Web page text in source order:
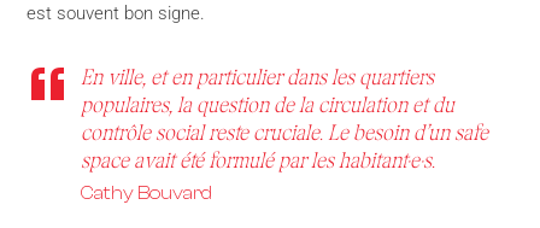
est souvent bon signe.
En ville, et en particulier dans les quartiers
populaires, la question de la circulation et du
contrôle social reste cruciale. Le besoin d’un safe
space avait été formulé par les habitant·e·s.
Cathy Bouvard